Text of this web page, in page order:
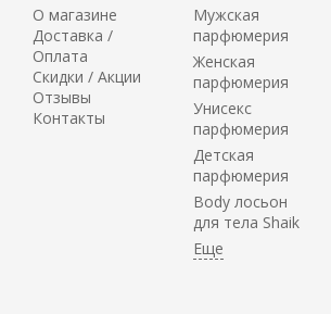
О магазине
Доставка /
Оплата
Скидки / Акции
Отзывы
Контакты
Мужская
парфюмерия
Женская
парфюмерия
Унисекс
парфюмерия
Детская
парфюмерия
Body лосьон
для тела Shaik